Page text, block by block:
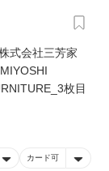
カード可